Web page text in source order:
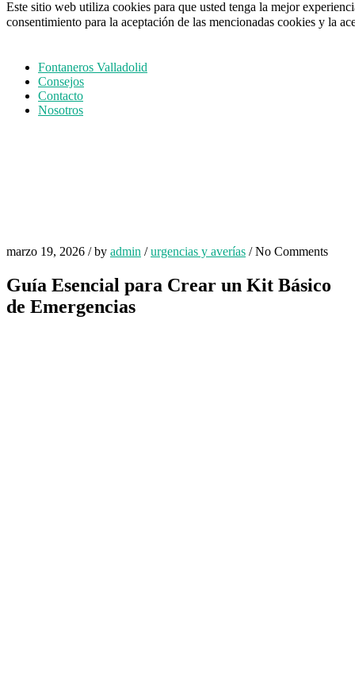
Fontaneros Valladolid
Consejos
Contacto
Nosotros
marzo 19, 2026 /by admin /urgencias y averías /No Comments
Guía Esencial para Crear un Kit Básico
de Emergencias
Este sitio web utiliza cookies para que usted tenga la mejor
consentimiento para la aceptación de las mencionadas cookies y la